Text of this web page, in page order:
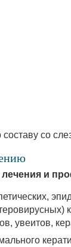
со
и
увеитов,